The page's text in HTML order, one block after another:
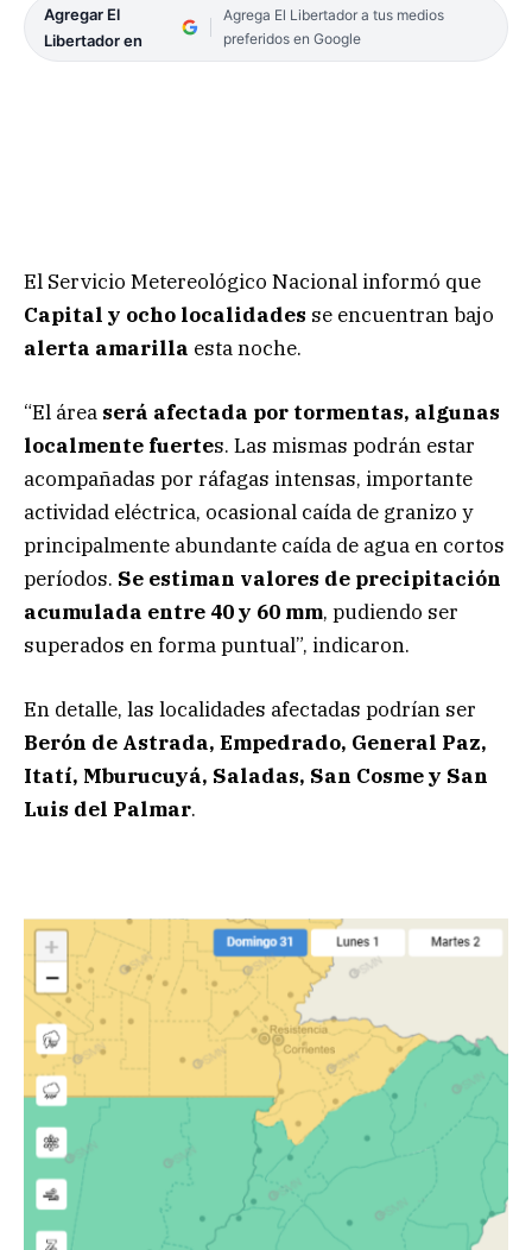
Agregar El
Libertador en
Agrega El Libertador a tus medios
preferidos en Google
El Servicio Metereológico Nacional informó que
Capital y ocho localidades se encuentran bajo
alerta amarilla esta noche.
“El área será afectada por tormentas, algunas
localmente fuertes. Las mismas podrán estar
acompañadas por ráfagas intensas, importante
actividad eléctrica, ocasional caída de granizo y
principalmente abundante caída de agua en cortos
períodos. Se estiman valores de precipitación
acumulada entre 40 y 60 mm, pudiendo ser
superados en forma puntual”, indicaron.
En detalle, las localidades afectadas podrían ser
Berón de Astrada, Empedrado, General Paz,
Itatí, Mburucuyá, Saladas, San Cosme y San
Luis del Palmar.